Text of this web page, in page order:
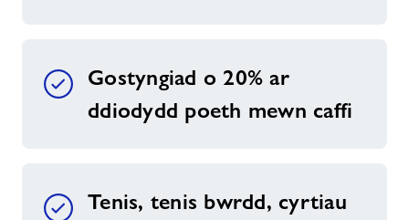
Gostyngiad o 20% ar
ddiodydd poeth mewn caffi
Tenis, tenis bwrdd, cyrtiau